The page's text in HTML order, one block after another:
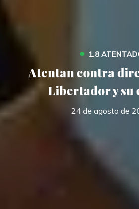
• 1.8
Atentan contra
Libertador y su
24 de agosto de